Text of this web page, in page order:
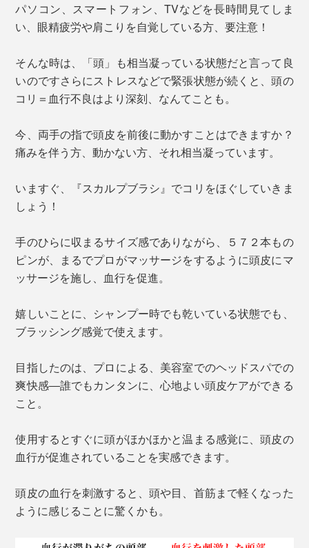
パソコン、スマートフォン、TVなどを長時間見てしま
い、眼精疲労や肩こりを自覚している方、要注意！
そんな時は、「頭」も相当凝っている状態だと言って良
いのですさらにストレスなどで緊張状態が続くと、頭の
コリ＝血行不良はより深刻、なんてことも。
今、両手の指で頭皮を前後に動かすことはできますか？
痛みを伴う方、動かない方、それ相当凝っています。
いますぐ、『スカルプブラシ』でコリをほぐしていきま
しょう！
手のひらに収まるサイズ感でありながら、５７２本もの
ピンが、まるでプロがマッサージをするように頭皮にマ
ッサージを施し、血行を促進。
嬉しいことに、シャンプー時でも乾いている状態でも、
ブラッシング感覚で使えます。
目指したのは、プロによる、美容室でのヘッドスパでの
爽快感―誰でもカンタンに、心地よい頭皮ケアができる
こと。
使用するとすぐに頭がほかほかと温まる感覚に、頭皮の
血行が促進されていることを実感できます。
頭皮の血行を刺激すると、頭や目、首筋まで軽くなった
ように感じることに驚くかも。